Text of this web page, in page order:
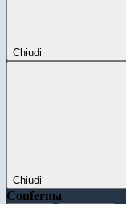
Chiudi
Chiudi
Conferma